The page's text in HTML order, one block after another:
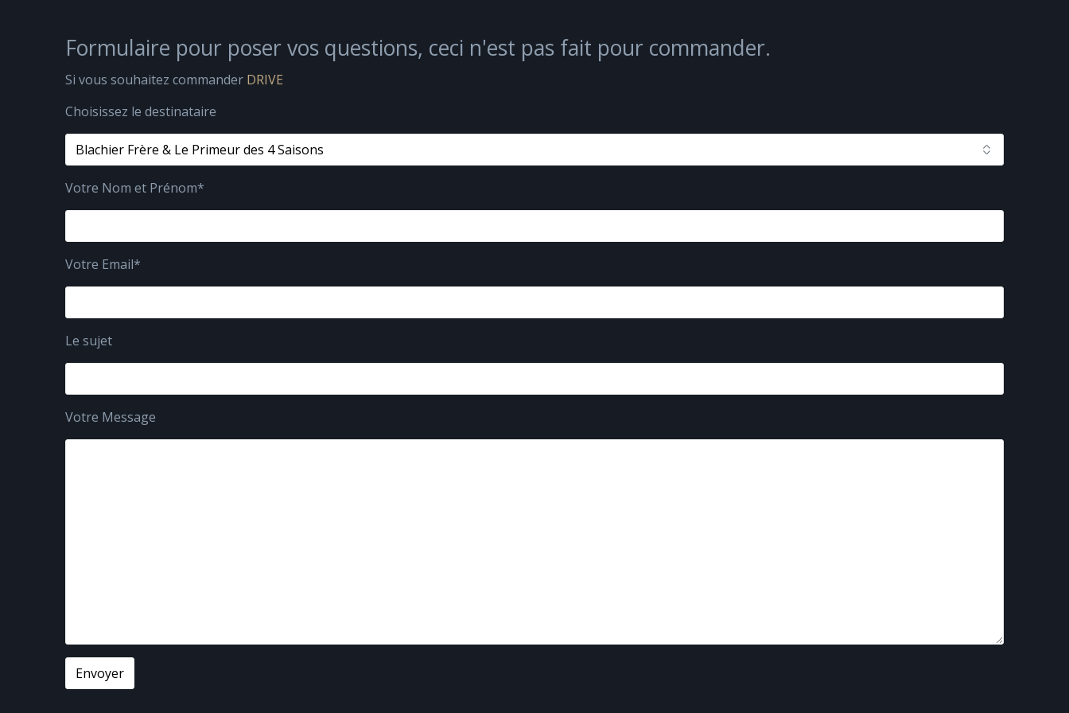
Formulaire pour poser vos questions, ceci n'est pas fait pour commander.
Si vous souhaitez commander DRIVE
Choisissez le destinataire
Votre Nom et Prénom*
Votre Email*
Le sujet
Votre Message